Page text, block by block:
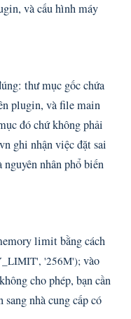
và cấu hình máy
thư mục gốc chứa
plugin, và file main
đó chứ không phải
ghi nhận việc đặt sai
nhân phổ biến
limit bằng cách
'256M'); vào
cho phép, bạn cần
nhà cung cấp có